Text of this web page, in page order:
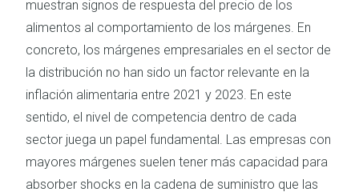
muestran signos de respuesta del precio de los
alimentos al comportamiento de los márgenes. En
concreto, los márgenes empresariales en el sector de
la distribución no han sido un factor relevante en la
inflación alimentaria entre 2021 y 2023. En este
sentido, el nivel de competencia dentro de cada
sector juega un papel fundamental. Las empresas con
mayores márgenes suelen tener más capacidad para
absorber shocks en la cadena de suministro que las